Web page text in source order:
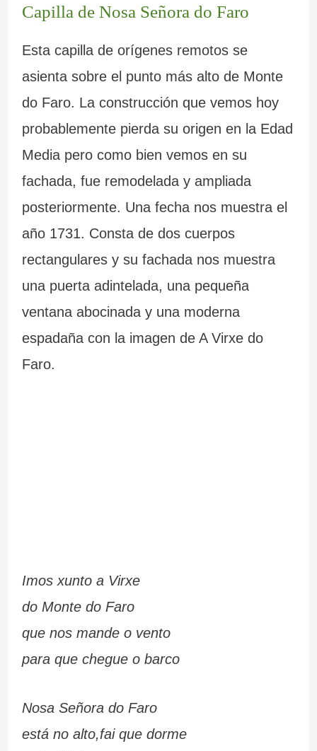
Capilla de Nosa Señora do Faro
Esta capilla de orígenes remotos se
asienta sobre el punto más alto de Monte
do Faro. La construcción que vemos hoy
probablemente pierda su origen en la Edad
Media pero como bien vemos en su
fachada, fue remodelada y ampliada
posteriormente. Una fecha nos muestra el
año 1731. Consta de dos cuerpos
rectangulares y su fachada nos muestra
una puerta adintelada, una pequeña
ventana abocinada y una moderna
espadaña con la imagen de A Virxe do
Faro.
Imos xunto a Virxe
do Monte do Faro
que nos mande o vento
para que chegue o barco
Nosa Señora do Faro
está no alto,fai que dorme